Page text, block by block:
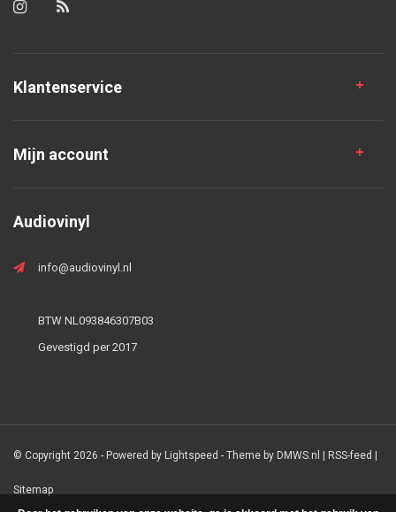
Klantenservice
Mijn account
Audiovinyl
info@audiovinyl.nl
BTW NL093846307B03
Gevestigd per 2017
© Copyright 2026 - Powered by Lightspeed - Theme by DMWS.nl RSS-feed
Sitemap